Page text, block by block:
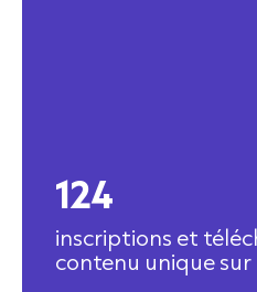
124
inscriptions et
contenu unique sur